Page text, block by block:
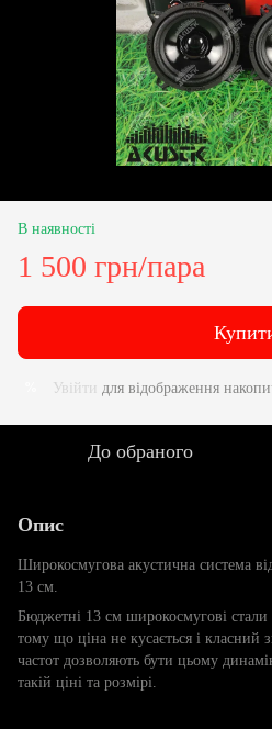
В наявності
1 500 грн/пара
Увійти для відображення
До обраного
Опис
Широкосмугова акустична система
13 см.
Бюджетні 13 см широкосмугові
тому що ціна не кусається і класний
частот дозволяють бути цьому
такій ціні та розмірі.